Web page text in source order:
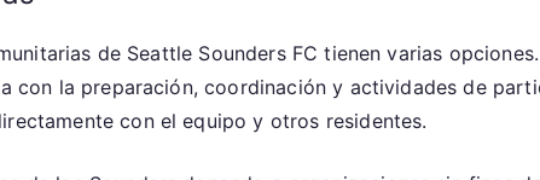
de Seattle Sounders FC tienen varias
con la preparación, coordinación y actividades de
con el equipo y otros residentes.